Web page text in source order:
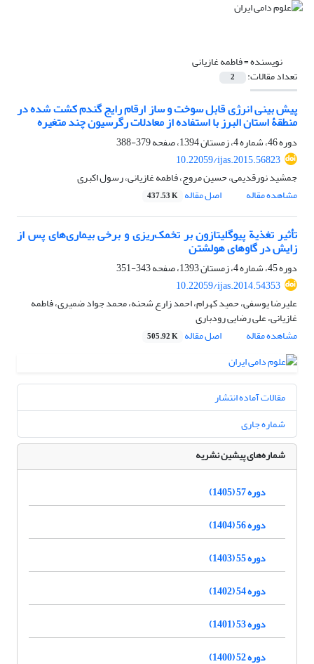
نویسنده =فاطمه غازیانی
تعداد مقالات: 2
پیش بینی انرژی قابل سوخت و ساز ارقام رایج گندم کشت شده در
منطقۀ استان البرز با استفاده از معادلات رگرسیون چند متغیره
دوره 46، شماره 4، زمستان 1394، صفحه
379-388
10.22059/ijas.2015.56823
جمشید نورقدیمی، حسین مروج، فاطمه غازیانی، رسول اکبری
مشاهده مقاله
اصل مقاله 437.53 K
تأثیر تغذیة پیوگلیتازون بر تخمک‌ریزی و برخی بیماری‌های پس از
زایش در گاوهای هولشتن
دوره 45، شماره 4، زمستان 1393، صفحه
343-351
10.22059/ijas.2014.54353
علیرضا یوسفی، حمید کهرام، احمد زارع شحنه، محمد جواد ضمیری، فاطمه
غازیانی، علی رضایی رودباری
مشاهده مقاله
اصل مقاله 505.92 K
مقالات آماده انتشار
شماره جاری
شماره‌های پیشین نشریه
دوره 57 (1405)
دوره 56 (1404)
دوره 55 (1403)
دوره 54 (1402)
دوره 53 (1401)
دوره 52 (1400)